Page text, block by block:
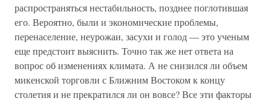
распространяться нестабильность, позднее поглотившая
его. Вероятно, были и экономические проблемы,
перенаселение, неурожаи, засухи и голод — это ученым
еще предстоит выяснить. Точно так же нет ответа на
вопрос об изменениях климата. А не снизился ли объем
микенской торговли с Ближним Востоком к концу
столетия и не прекратился ли он вовсе? Все эти факторы